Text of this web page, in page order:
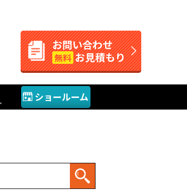
お問い合わせ
無料 お見積もり
ショールーム